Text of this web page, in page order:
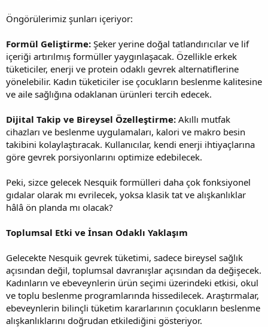
Öngörülerimiz şunları içeriyor:
Formül Geliştirme: Şeker yerine doğal tatlandırıcılar ve lif
içeriği artırılmış formüller yaygınlaşacak. Özellikle erkek
tüketiciler, enerji ve protein odaklı gevrek alternatiflerine
yönelebilir. Kadın tüketiciler ise çocukların beslenme kalitesine
ve aile sağlığına odaklanan ürünleri tercih edecek.
Dijital Takip ve Bireysel Özelleştirme: Akıllı mutfak
cihazları ve beslenme uygulamaları, kalori ve makro besin
takibini kolaylaştıracak. Kullanıcılar, kendi enerji ihtiyaçlarına
göre gevrek porsiyonlarını optimize edebilecek.
Peki, sizce gelecek Nesquik formülleri daha çok fonksiyonel
gıdalar olarak mı evrilecek, yoksa klasik tat ve alışkanlıklar
hâlâ ön planda mı olacak?
Toplumsal Etki ve İnsan Odaklı Yaklaşım
Gelecekte Nesquik gevrek tüketimi, sadece bireysel sağlık
açısından değil, toplumsal davranışlar açısından da değişecek.
Kadınların ve ebeveynlerin ürün seçimi üzerindeki etkisi, okul
ve toplu beslenme programlarında hissedilecek. Araştırmalar,
ebeveynlerin bilinçli tüketim kararlarının çocukların beslenme
alışkanlıklarını doğrudan etkilediğini gösteriyor.